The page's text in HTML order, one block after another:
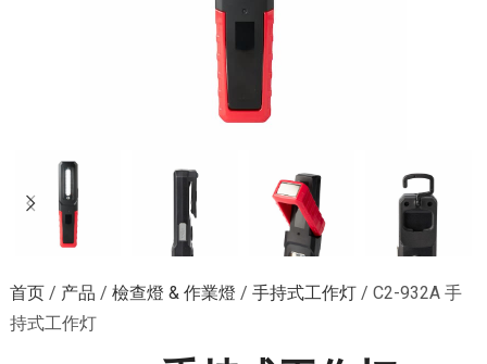
首页/ 产品 / 檢查燈 & 作業燈 / 手持式工作灯/ C2-932A 手
持式工作灯